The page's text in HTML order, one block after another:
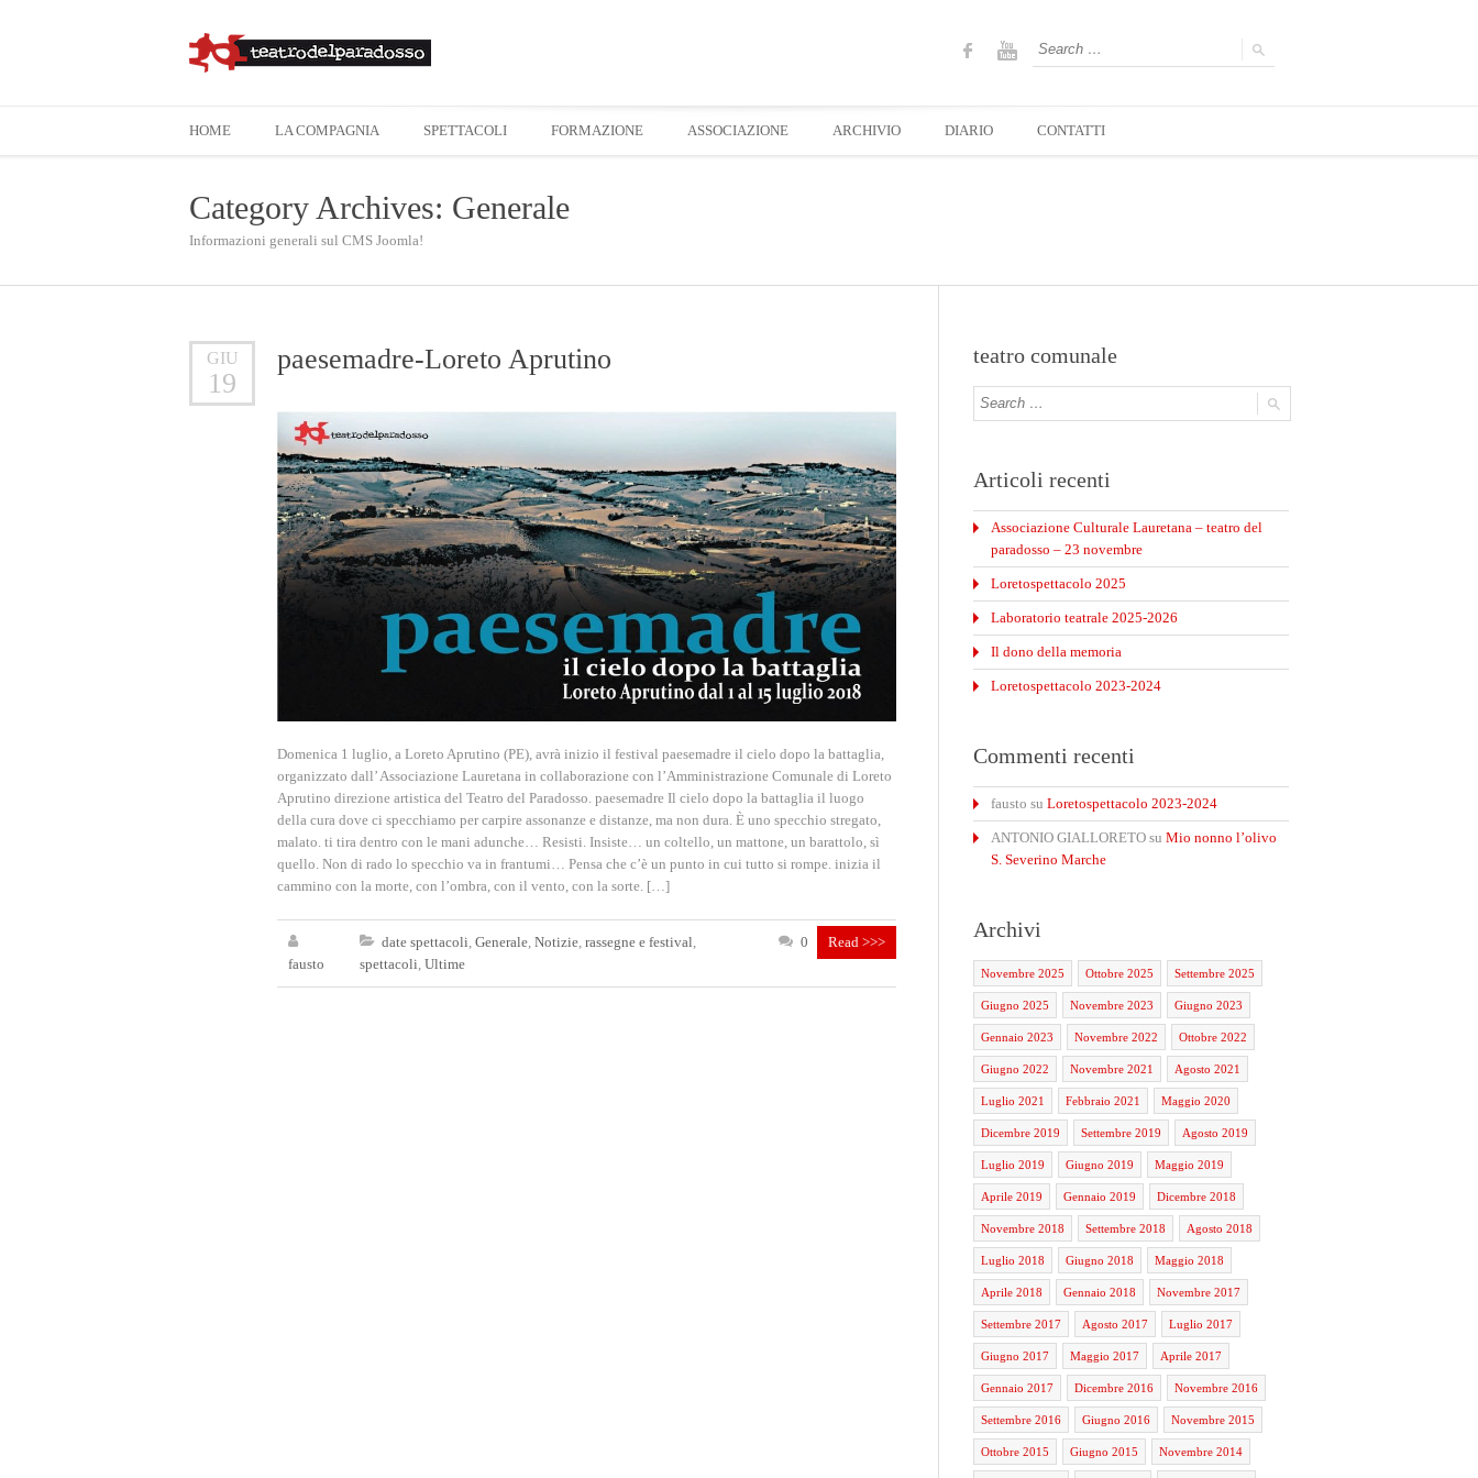
HOME LA COMPAGNIA SPETTACOLI FORMAZIONE ASSOCIAZIONE ARCHIVIO DIARIO CONTATTI
Category Archives: Generale
Informazioni generali sul CMS Joomla!
GIU
19
paesemadre-Loreto Aprutino
Domenica 1 luglio, a Loreto Aprutino (PE), avrà inizio il festival paesemadre il cielo dopo la battaglia,
organizzato dall’ Associazione Lauretana in collaborazione con l’Amministrazione Comunale di Loreto
Aprutino direzione artistica del Teatro del Paradosso. paesemadre Il cielo dopo la battaglia il luogo
della cura dove ci specchiamo per carpire assonanze e distanze, ma non dura. È uno specchio stregato,
malato. ti tira dentro con le mani adunche… Resisti. Insiste… un coltello, un mattone, un barattolo, sì
quello. Non di rado lo specchio va in frantumi… Pensa che c’è un punto in cui tutto si rompe. inizia il
cammino con la morte, con l’ombra, con il vento, con la sorte. […]
fausto
date spettacoli Generale Notizie rassegne e festival
spettacoli Ultime
0 Read >>>
teatro comunale
Articoli recenti
Associazione Culturale Lauretana – teatro del
paradosso – 23 novembre
Loretospettacolo 2025
Laboratorio teatrale 2025-2026
Il dono della memoria
Loretospettacolo 2023-2024
Commenti recenti
fausto su Loretospettacolo 2023-2024
ANTONIO GIALLORETO su Mio nonno l’olivo
S. Severino Marche
Archivi
Novembre 2025 Ottobre 2025 Settembre 2025
Giugno 2025 Novembre 2023 Giugno 2023
Gennaio 2023 Novembre 2022 Ottobre 2022
Giugno 2022 Novembre 2021 Agosto 2021
Luglio 2021 Febbraio 2021 Maggio 2020
Dicembre 2019 Settembre 2019 Agosto 2019
Luglio 2019 Giugno 2019 Maggio 2019
Aprile 2019 Gennaio 2019 Dicembre 2018
Novembre 2018 Settembre 2018 Agosto 2018
Luglio 2018 Giugno 2018 Maggio 2018
Aprile 2018 Gennaio 2018 Novembre 2017
Settembre 2017 Agosto 2017 Luglio 2017
Giugno 2017 Maggio 2017 Aprile 2017
Gennaio 2017 Dicembre 2016 Novembre 2016
Settembre 2016 Giugno 2016 Novembre 2015
Ottobre 2015 Giugno 2015 Novembre 2014